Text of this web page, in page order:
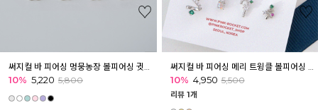
10% 5,220 5,800 10% 4,950 5,500
리뷰 1개